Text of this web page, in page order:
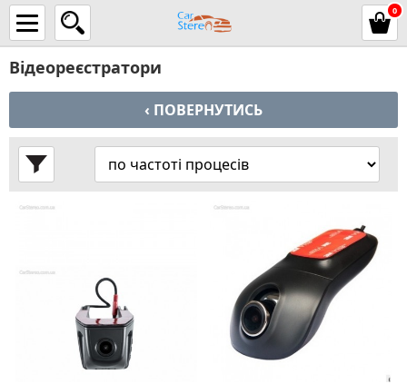
0
Відеореєстратори
‹ ПОВЕРНУТИСЬ